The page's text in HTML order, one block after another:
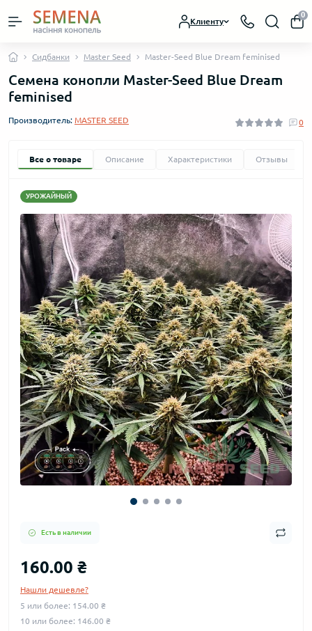
Клиенту
0
Сидбанки Master Seed Master-Seed Blue Dream feminised
Семена конопли Master-Seed Blue Dream
feminised
Производитель: MASTER SEED 0
Все о товаре Описание Характеристики Отзывы
УРОЖАЙНЫЙ
Есть в наличии
160.00 ₴
Нашли дешевле?
5 или более: 154.00 ₴
10 или более: 146.00 ₴